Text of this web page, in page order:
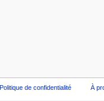
Politique de confidentialité À